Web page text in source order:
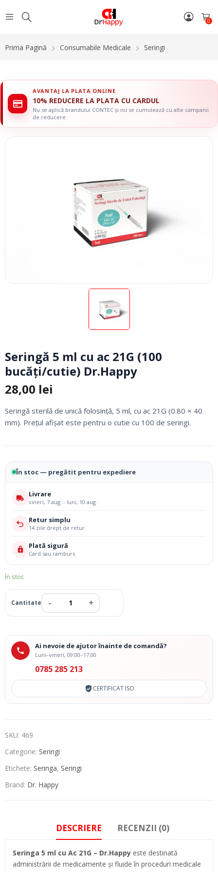
0
Prima Pagină Consumabile Medicale Seringi
AVANTAJ LA PLATA ONLINE
10% REDUCERE LA PLATA CU CARDUL
Nu se aplică brandului CONTEC și nu se cumulează cu alte campanii
de reducere.
Seringă 5 ml cu ac 21G (100
bucăți/cutie) Dr.Happy
28,00 lei
Seringă sterilă de unică folosință, 5 ml, cu ac 21G (0.80 × 40
mm). Prețul afișat este pentru o cutie cu 100 de seringi.
În stoc — pregătit pentru expediere
Livrare
vineri, 7 aug. - luni, 10 aug.
Retur simplu
14 zile drept de retur
Plată sigură
Card sau ramburs
În stoc
Ai nevoie de ajutor înainte de comandă?
Luni–vineri, 09:00–17:00
0785 285 213
CERTIFICAT ISO
SKU: 469
Categorie: Seringi
Etichete: Seringa, Seringi
Brand: Dr. Happy
DESCRIERE RECENZII (0)
Seringa 5 ml cu Ac 21G – Dr.Happy este destinată
administrării de medicamente și fluide în proceduri medicale